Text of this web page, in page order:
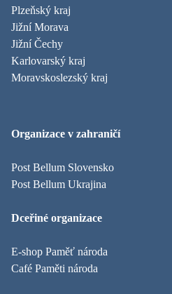
Plzeňský kraj
Jižní Morava
Jižní Čechy
Karlovarský kraj
Moravskoslezský kraj
Organizace v zahraničí
Post Bellum Slovensko
Post Bellum Ukrajina
Dceřiné organizace
E-shop Paměť národa
Café Paměti národa